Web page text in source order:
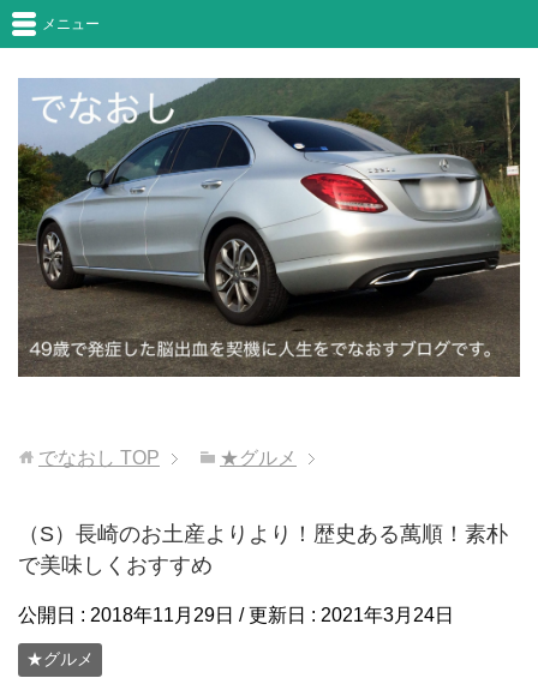
メニュー
でなおし TOP ★グルメ
（S）長崎のお土産よりより！歴史ある萬順！素朴
で美味しくおすすめ
公開日 : 2018年11月29日 / 更新日 : 2021年3月24日
★グルメ